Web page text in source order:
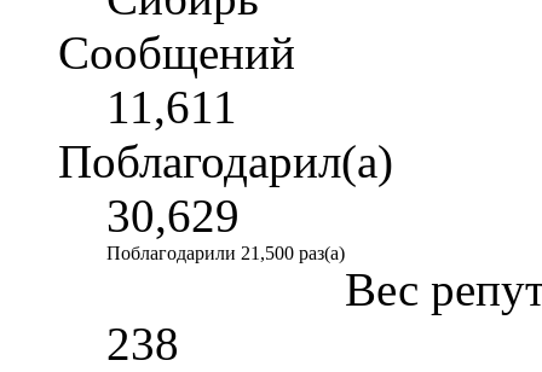
Сообщений
11,611
Поблагодарил(а)
30,629
Поблагодарили 21,500 раз(а)
Вес
238